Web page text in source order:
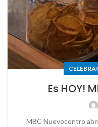
Es HOY!
MBC Nuevocentro